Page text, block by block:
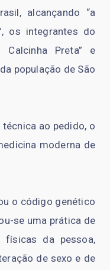
alcançando “a
os integrantes do
Preta” e
população de São
ao pedido, o
moderna de
o código genético
se uma prática de
físicas da pessoa,
de sexo e de